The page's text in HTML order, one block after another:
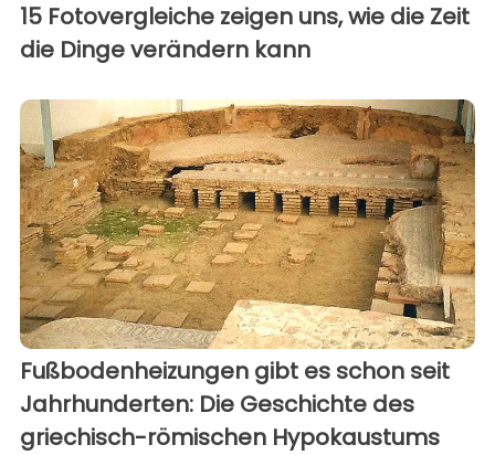
15 Fotovergleiche zeigen uns, wie die Zeit
die Dinge verändern kann
Fußbodenheizungen gibt es schon seit
Jahrhunderten: Die Geschichte des
griechisch-römischen Hypokaustums